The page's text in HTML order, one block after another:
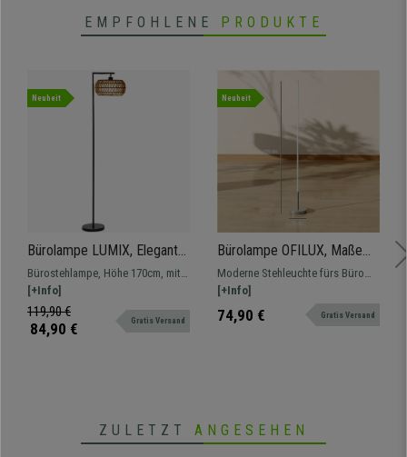
EMPFOHLENE PRODUKTE
Neuheit
Bürolampe LUMIX, Elegante
Stehlampe mit
Korblampenschirm, Höhe
170cm, Metallgestell, Farbe
Schwarz
Bürostehlampe, Höhe 170cm, mit
einstellbarer Farbtemperatur und
Helligkeit. Design im Ethno-Stil
[+Info]
119,90 €
84,90 € Gratis Versand
Neuheit
Bürolampe OFILUX, Maße
20 x 20 x 150 cm, vertikales
Design, dimmbar, Farbe
Moderne Stehleuchte fürs Büro
mit dimmbarer Helligkeit. Die
Farbtemperatur lässt sich
individuell anpassen, gesteuert
[+Info]
74,90 € Gratis Versand
ZULETZT ANGESEHEN